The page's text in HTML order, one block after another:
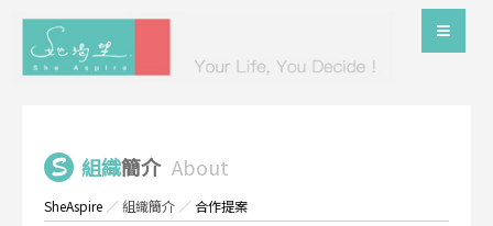
組織簡介 About
SheAspire ／組織簡介 ／ 合作提案